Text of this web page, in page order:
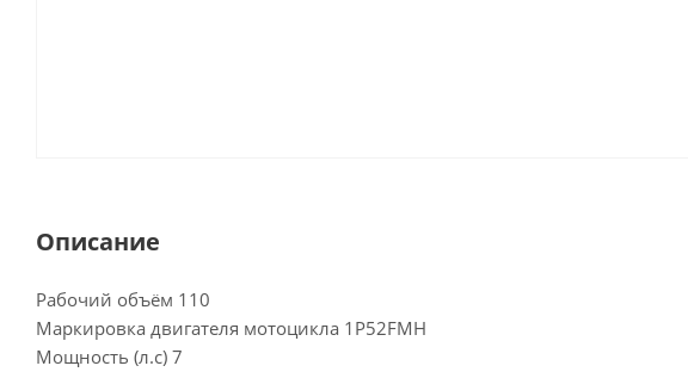
Описание
Рабочий объём 110
Маркировка двигателя мотоцикла 1P52FMH
Мощность (л.с) 7